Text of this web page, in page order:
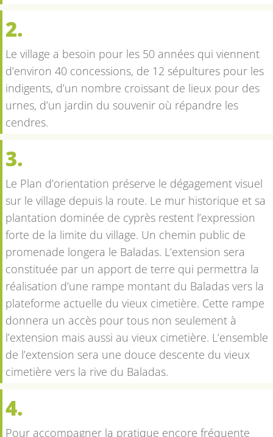
2.
Le village a besoin pour les 50 années qui viennent
d’environ 40 concessions, de 12 sépultures pour les
indigents, d’un nombre croissant de lieux pour des
urnes, d’un jardin du souvenir où répandre les
cendres.
3.
Le Plan d’orientation préserve le dégagement visuel
sur le village depuis la route. Le mur historique et sa
plantation dominée de cyprès restent l’expression
forte de la limite du village. Un chemin public de
promenade longera le Baladas. L’extension sera
constituée par un apport de terre qui permettra la
réalisation d’une rampe montant du Baladas vers la
plateforme actuelle du vieux cimetière. Cette rampe
donnera un accès pour tous non seulement à
l’extension mais aussi au vieux cimetière. L’ensemble
de l’extension sera une douce descente du vieux
cimetière vers la rive du Baladas.
4.
Pour accompagner la pratique encore fréquente